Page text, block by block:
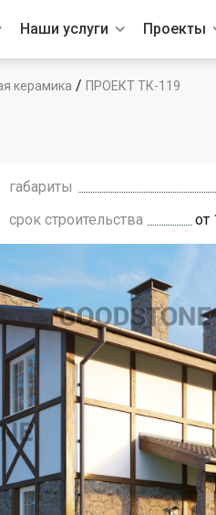
Наши услуги Проекты
керамика / ПРОЕКТ ТК-119
габариты
срок строительства от